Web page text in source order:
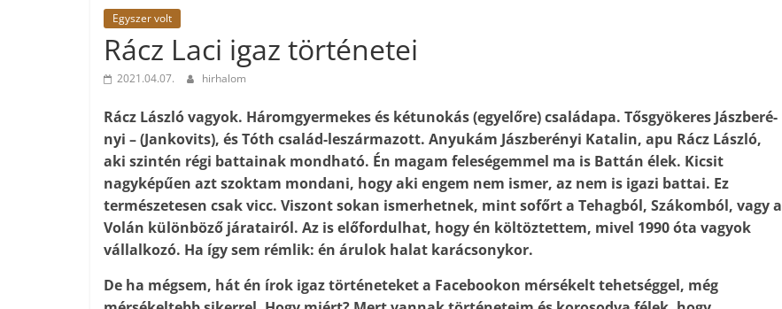
Egyszer volt
Rácz Laci igaz történetei
2021.04.07. hirhalom
Rácz László vagyok. Háromgyerme­kes és kétunokás (egyelőre) családapa. Tősgyökeres Jász­beré­
nyi – (Jan­kovits), és Tóth család-leszár­mazott. Anyukám Jászberényi Katalin, apu Rácz László,
aki szintén régi battai­nak mondható. Én magam feleségemmel ma is Battán élek. Kicsit
nagyképűen azt szoktam mondani, hogy aki engem nem ismer, az nem is igazi battai. Ez
természetesen csak vicc. Viszont sokan ismerhetnek, mint sofőrt a Tehagból, Szákomból, vagy a
Volán különböző járatairól. Az is előfordulhat, hogy én költöztettem, mivel 1990 óta vagyok
vállalkozó. Ha így sem rémlik: én árulok halat karácsonykor.
De ha mégsem, hát én írok igaz történeteket a Facebookon mérsékelt tehetséggel, még